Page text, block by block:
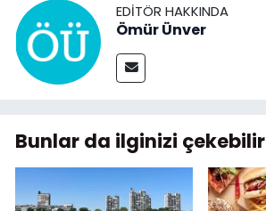
EDITÖR HAKKINDA
Ömür Ünver
Bunlar da ilginizi çekebilir